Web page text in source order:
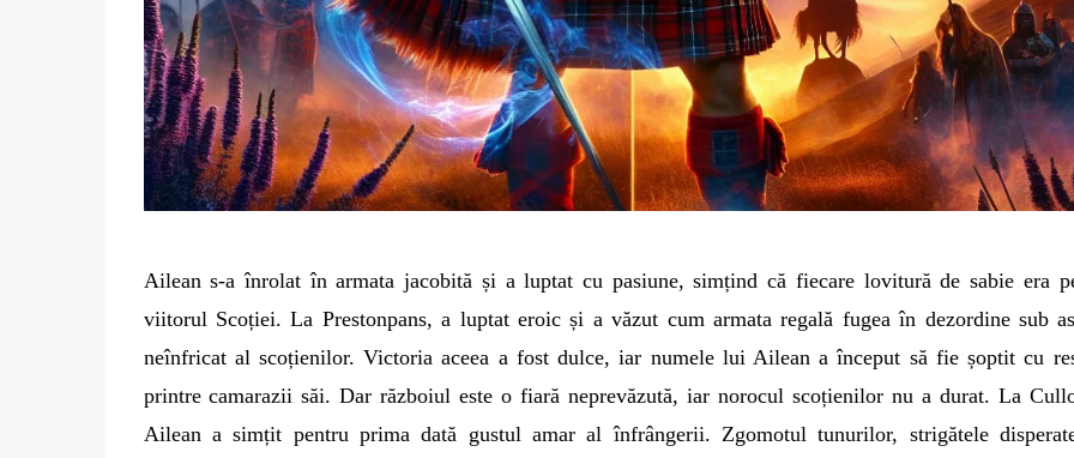
Ailean s-a înrolat în armata jacobită și a luptat cu pasiune, simțind că fiecare lovitură de sabie era
viitorul Scoției. La Prestonpans, a luptat eroic și a văzut cum armata regală fugea în dezordine sub
neînfricat al scoțienilor. Victoria aceea a fost dulce, iar numele lui Ailean a început să fie șoptit cu
printre camarazii săi. Dar războiul este o fiară neprevăzută, iar norocul scoțienilor nu a durat. La
Ailean a simțit pentru prima dată gustul amar al înfrângerii. Zgomotul tunurilor, strigătele